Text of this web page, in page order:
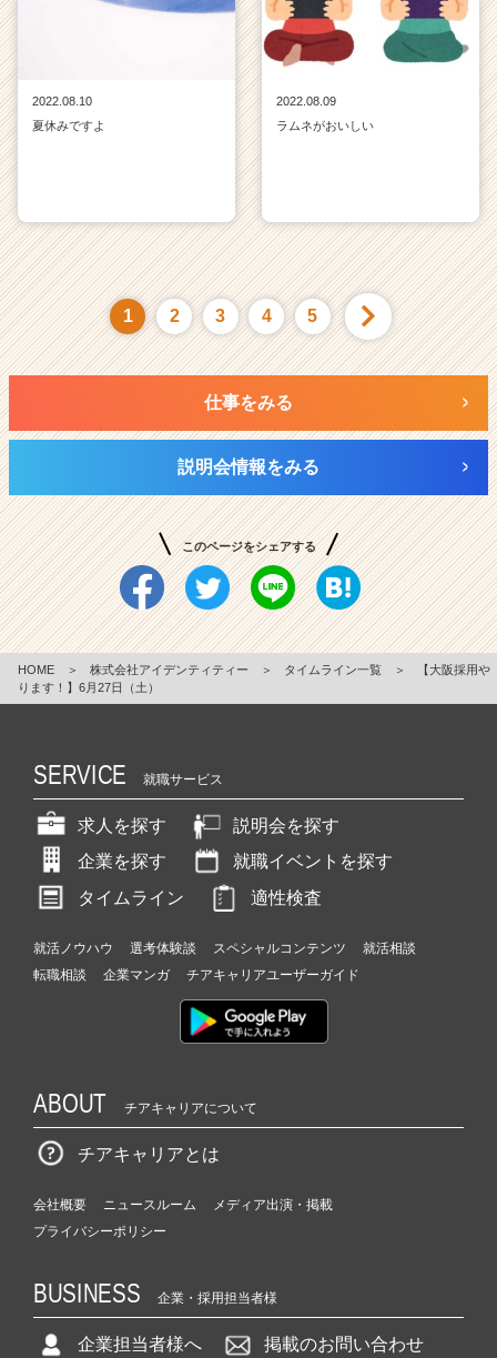
2022.08.10
夏休みですよ
2022.08.09
ラムネがおいしい
1 2 3 4 5
仕事をみる
説明会情報をみる
このページをシェアする
HOME ＞ 株式会社アイデンティティー ＞ タイムライン一覧 ＞
【大阪採用や
ります！】6月27日（土）
SERVICE 就職サービス
求人を探す
説明会を探す
企業を探す
就職イベントを探す
タイムライン
適性検査
就活ノウハウ 選考体験談 スペシャルコンテンツ
就活相談
転職相談
企業マンガ チアキャリアユーザーガイド
ABOUT チアキャリアについて
チアキャリアとは
会社概要 ニュースルーム
メディア出演・掲載
プライバシーポリシー
BUSINESS 企業・採用担当者様
企業担当者様へ 掲載のお問い合わせ